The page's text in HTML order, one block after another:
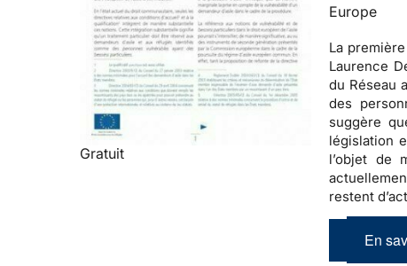
Gratuit
Europe
La
Laurence
du Réseau
des
suggère
législation
l’objet de
restent
En